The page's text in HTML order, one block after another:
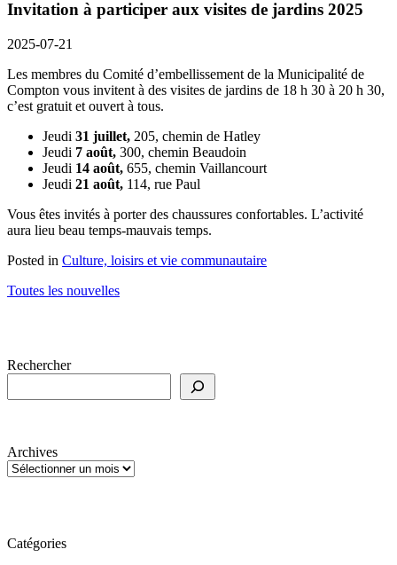
Invitation à participer aux visites de jardins 2025
2025-07-21
Les membres du Comité d’embellissement de la Municipalité de
Compton vous invitent à des visites de jardins de 18 h 30 à 20 h 30,
c’est gratuit et ouvert à tous.
Jeudi 31 juillet, 205, chemin de Hatley
Jeudi 7 août, 300, chemin Beaudoin
Jeudi 14 août, 655, chemin Vaillancourt
Jeudi 21 août, 114, rue Paul
Vous êtes invités à porter des chaussures confortables. L’activité
aura lieu beau temps-mauvais temps.
Posted in Culture, loisirs et vie communautaire
Toutes les nouvelles
Rechercher
Archives
Catégories